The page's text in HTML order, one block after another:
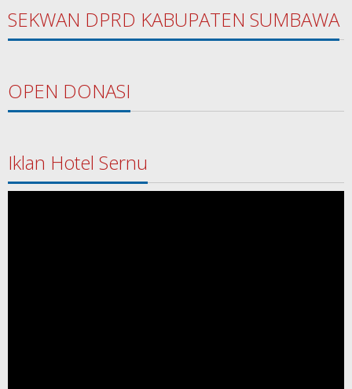
SEKWAN DPRD KABUPATEN SUMBAWA
OPEN DONASI
Iklan Hotel Sernu